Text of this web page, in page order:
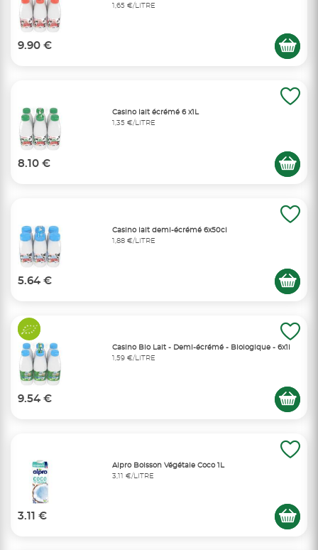
1,65 €/LITRE
9.90 €
Casino lait écrémé 6 x1L
1,35 €/LITRE
8.10 €
Casino lait demi-écrémé 6x50cl
1,88 €/LITRE
5.64 €
Casino Bio Lait - Demi-écrémé - Biologique - 6x1l
1,59 €/LITRE
9.54 €
Alpro Boisson Végétale Coco 1L
3,11 €/LITRE
3.11 €